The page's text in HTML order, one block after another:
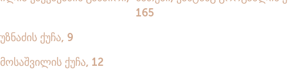
გინეკოლოგიური ულტრაბგერითი კვლევა,
ორსულობისთვის მომზადება და ორსულობის მართვა IVF-ის
სამეცნიერო ნაშრომები